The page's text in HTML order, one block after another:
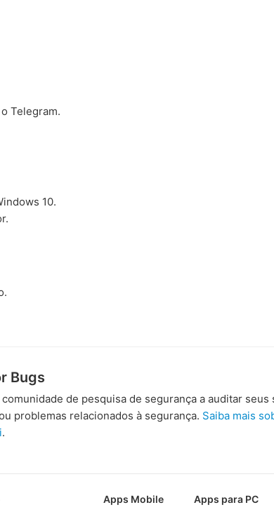
Telegram.
10.
Bugs
de pesquisa de segurança a auditar seus
problemas relacionados à segurança. Saiba mais
.
Apps Mobile Apps para PC